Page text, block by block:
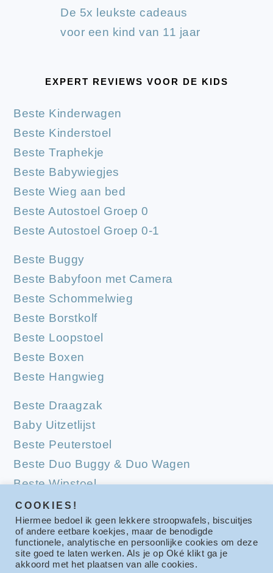
De 5x leukste cadeaus
voor een kind van 11 jaar
EXPERT REVIEWS VOOR DE KIDS
Beste Kinderwagen
Beste Kinderstoel
Beste Traphekje
Beste Babywiegjes
Beste Wieg aan bed
Beste Autostoel Groep 0
Beste Autostoel Groep 0-1
Beste Buggy
Beste Babyfoon met Camera
Beste Schommelwieg
Beste Borstkolf
Beste Loopstoel
Beste Boxen
Beste Hangwieg
Beste Draagzak
Baby Uitzetlijst
Beste Peuterstoel
Beste Duo Buggy & Duo Wagen
Beste Wipstoel
Beste Campingbedjes
Beste Babymatrassen
COOKIES!
Hiermee bedoel ik geen lekkere stroopwafels, biscuitjes
of andere eetbare koekjes, maar de benodigde
functionele, analytische en persoonlijke cookies om deze
site goed te laten werken. Als je op Oké klikt ga je
akkoord met het plaatsen van alle cookies.